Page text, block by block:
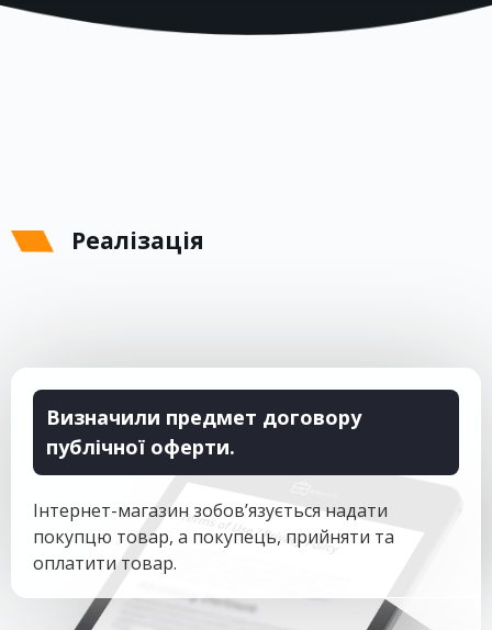
Реалізація
Визначили предмет договору
публічної оферти.
Інтернет-магазин зобов’язується надати
покупцю товар, а покупець, прийняти та
оплатити товар.